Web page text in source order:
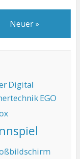
Neuer»
Digital
EGO